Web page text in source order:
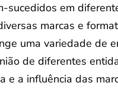
sucedidos em
marcas e
uma variedade de
de diferentes
e a influência das